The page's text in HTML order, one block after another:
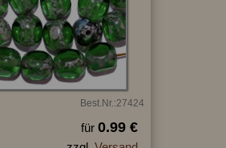
Best.Nr.:27424
für 0.99 €